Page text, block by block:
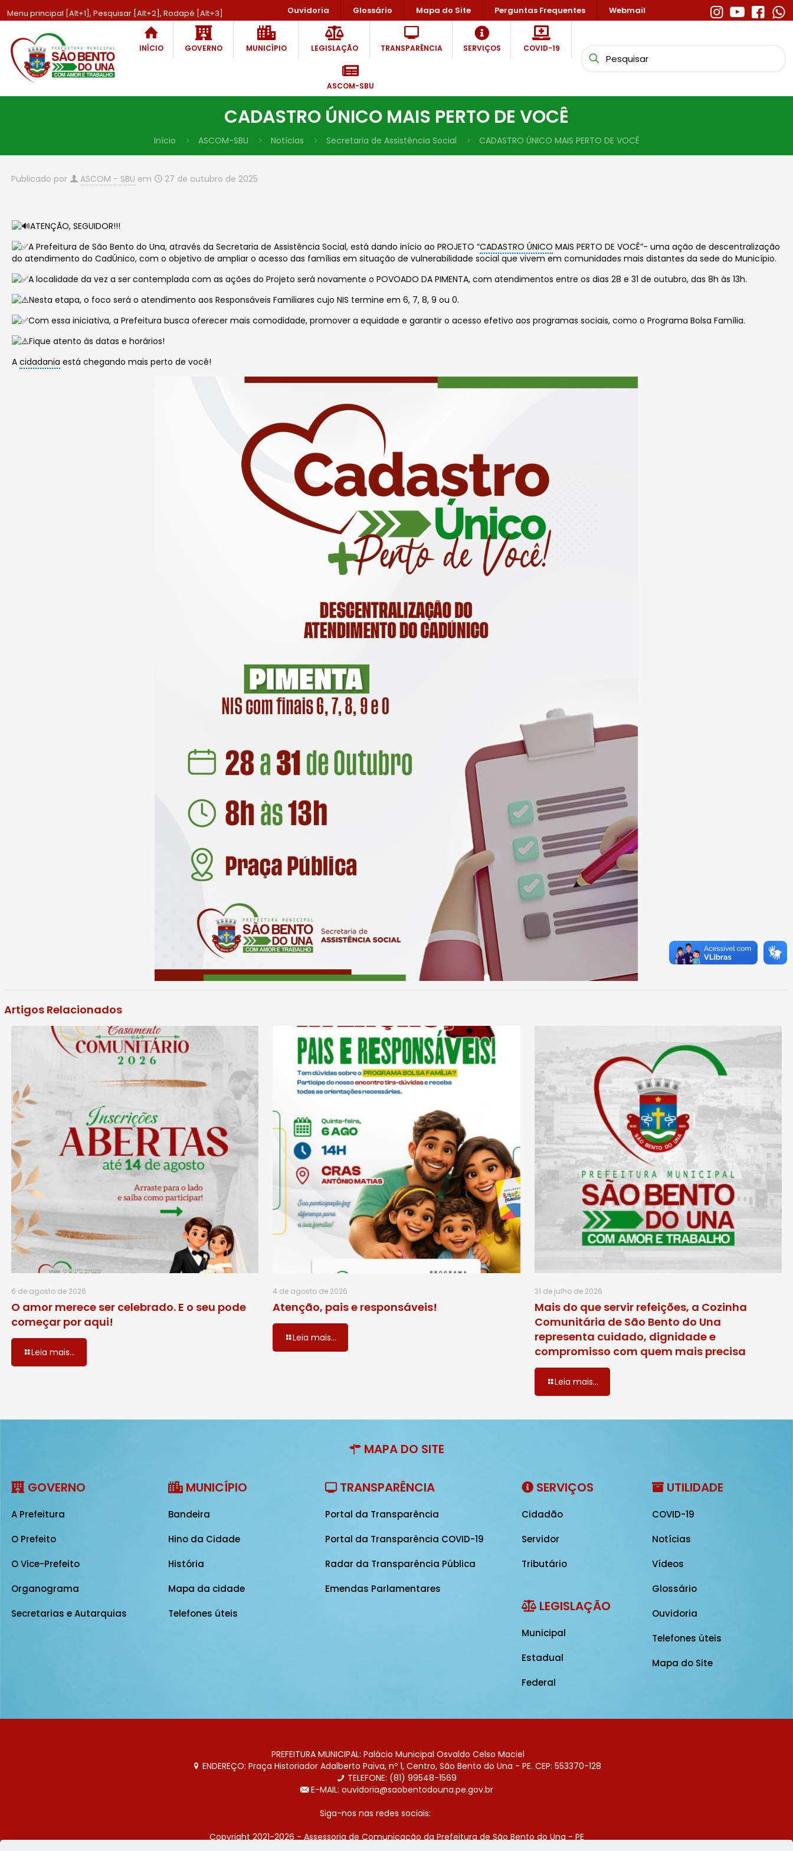
Menu principal [Alt+1], Pesquisar [Alt+2], Rodapé [Alt+3] Ouvidoria Glossário Mapa do Site Perguntas Frequentes Webmail
INÍCIO GOVERNO MUNICÍPIO LEGISLAÇÃO TRANSPARÊNCIA SERVIÇOS COVID-19
ASCOM-SBU
CADASTRO ÚNICO MAIS PERTO DE VOCÊ
Início ASCOM-SBU Notícias Secretaria de Assistência Social CADASTRO ÚNICO MAIS PERTO DE VOCÊ
Publicado por ASCOM - SBU em 27 de outubro de 2025
ATENÇÃO, SEGUIDOR!!!
APrefeitura de São Bento do Una, através da Secretaria de Assistência Social, está dando início ao PROJETO “CADASTRO ÚNICO MAIS PERTO DE VOCÊ”- uma ação de descentralização
do atendimento do CadÚnico, com o objetivo de ampliar o acesso das famílias em situação de vulnerabilidade social que vivem em comunidades mais distantes da sede do Município.
A localidade da vez a ser contemplada com as ações do Projeto será novamente o POVOADO DA PIMENTA, com atendimentos entre os dias 28 e 31 de outubro, das 8h às 13h.
Nesta etapa, o foco será o atendimento aos Responsáveis Familiares cujo NIS termine em 6, 7, 8, 9 ou 0.
Com essa iniciativa, a Prefeitura busca oferecer mais comodidade, promover a equidade e garantir o acesso efetivo aos programas sociais, como o Programa Bolsa Família.
Fique atento às datas e horários!
Acidadania está chegando mais perto de você!
Artigos Relacionados
6 de agosto de 2026
O amor merece ser celebrado. E o seu pode
começar por aqui!
Leia mais...
4 de agosto de 2026
Atenção, pais e responsáveis!
Leia mais...
31 de julho de 2026
Mais do que servir refeições, a Cozinha
Comunitária de São Bento do Una
representa cuidado, dignidade e
compromisso com quem mais precisa
Leia mais...
MAPA DO SITE
GOVERNO
A Prefeitura
O Prefeito
O Vice-Prefeito
Organograma
Secretarias e Autarquias
MUNICÍPIO
Bandeira
Hino da Cidade
História
Mapa da cidade
Telefones úteis
TRANSPARÊNCIA
Portal da Transparência
Portal da Transparência COVID-19
Radar da Transparência Pública
Emendas Parlamentares
SERVIÇOS
Cidadão
Servidor
Tributário
LEGISLAÇÃO
Municipal
Estadual
Federal
UTILIDADE
COVID-19
Notícias
Vídeos
Glossário
Ouvidoria
Telefones úteis
Mapa do Site
PREFEITURA MUNICIPAL: Palácio Municipal Osvaldo Celso Maciel
ENDEREÇO: Praça Historiador Adalberto Paiva, nº 1, Centro, São Bento do Una - PE. CEP: 553370-128
TELEFONE: (81) 99548-1569
E-MAIL: ouvidoria@saobentodouna.pe.gov.br
Siga-nos nas redes sociais:
Copyright 2021-2026 - Assessoria de Comunicação da Prefeitura de São Bento do Una - PE